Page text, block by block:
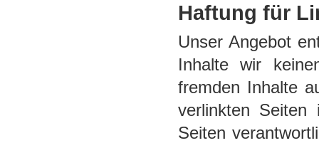
Haftung für
Unser Angebot
Inhalte wir
fremden Inhalte
verlinkten
Seiten